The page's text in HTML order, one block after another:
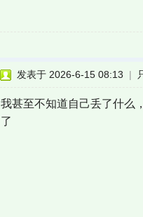
发表于 2026-6-15 08:13 |
我甚至不知道自己丢了什么
了